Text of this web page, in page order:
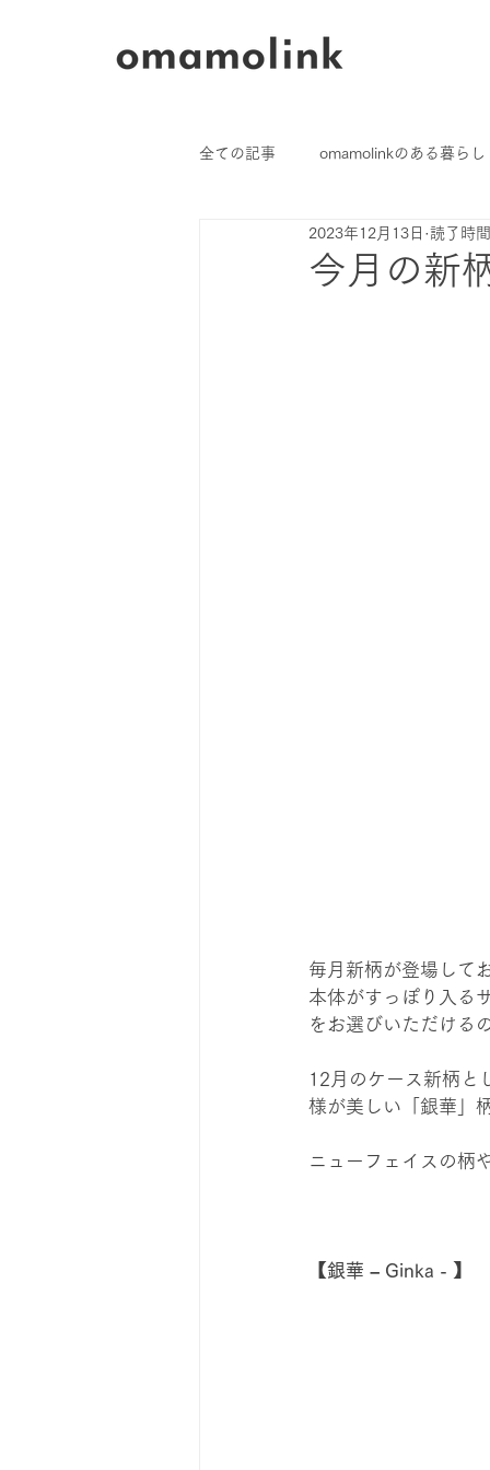
全ての記事 omamolinkのある暮らし
ご愛用者さまのおはなし
今月の新
2023年12月13日 読了時
毎月新柄が登場して
本体がすっぽり入る
をお選びいただける
12月のケース新柄と
様が美しい「銀華」
ニューフェイスの柄
【銀華 – Ginka - 】